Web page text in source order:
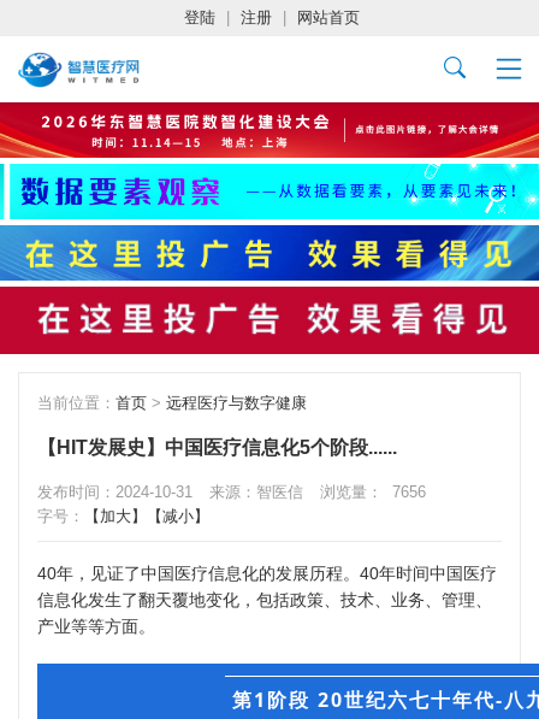
登陆 注册 网站首页
当前位置： 首页 > 远程医疗与数字健康
【HIT发展史】中国医疗信息化5个阶段......
发布时间：2024-10-31 来源：智医信 浏览量：
7656
字号：
【加大】 【减小】
40年，见证了中国医疗信息化的发展历程。40年时间中国医疗
信息化发生了翻天覆地变化，包括政策、技术、业务、管理、
产业等等方面。
第1阶段 20世纪六七十年代-八